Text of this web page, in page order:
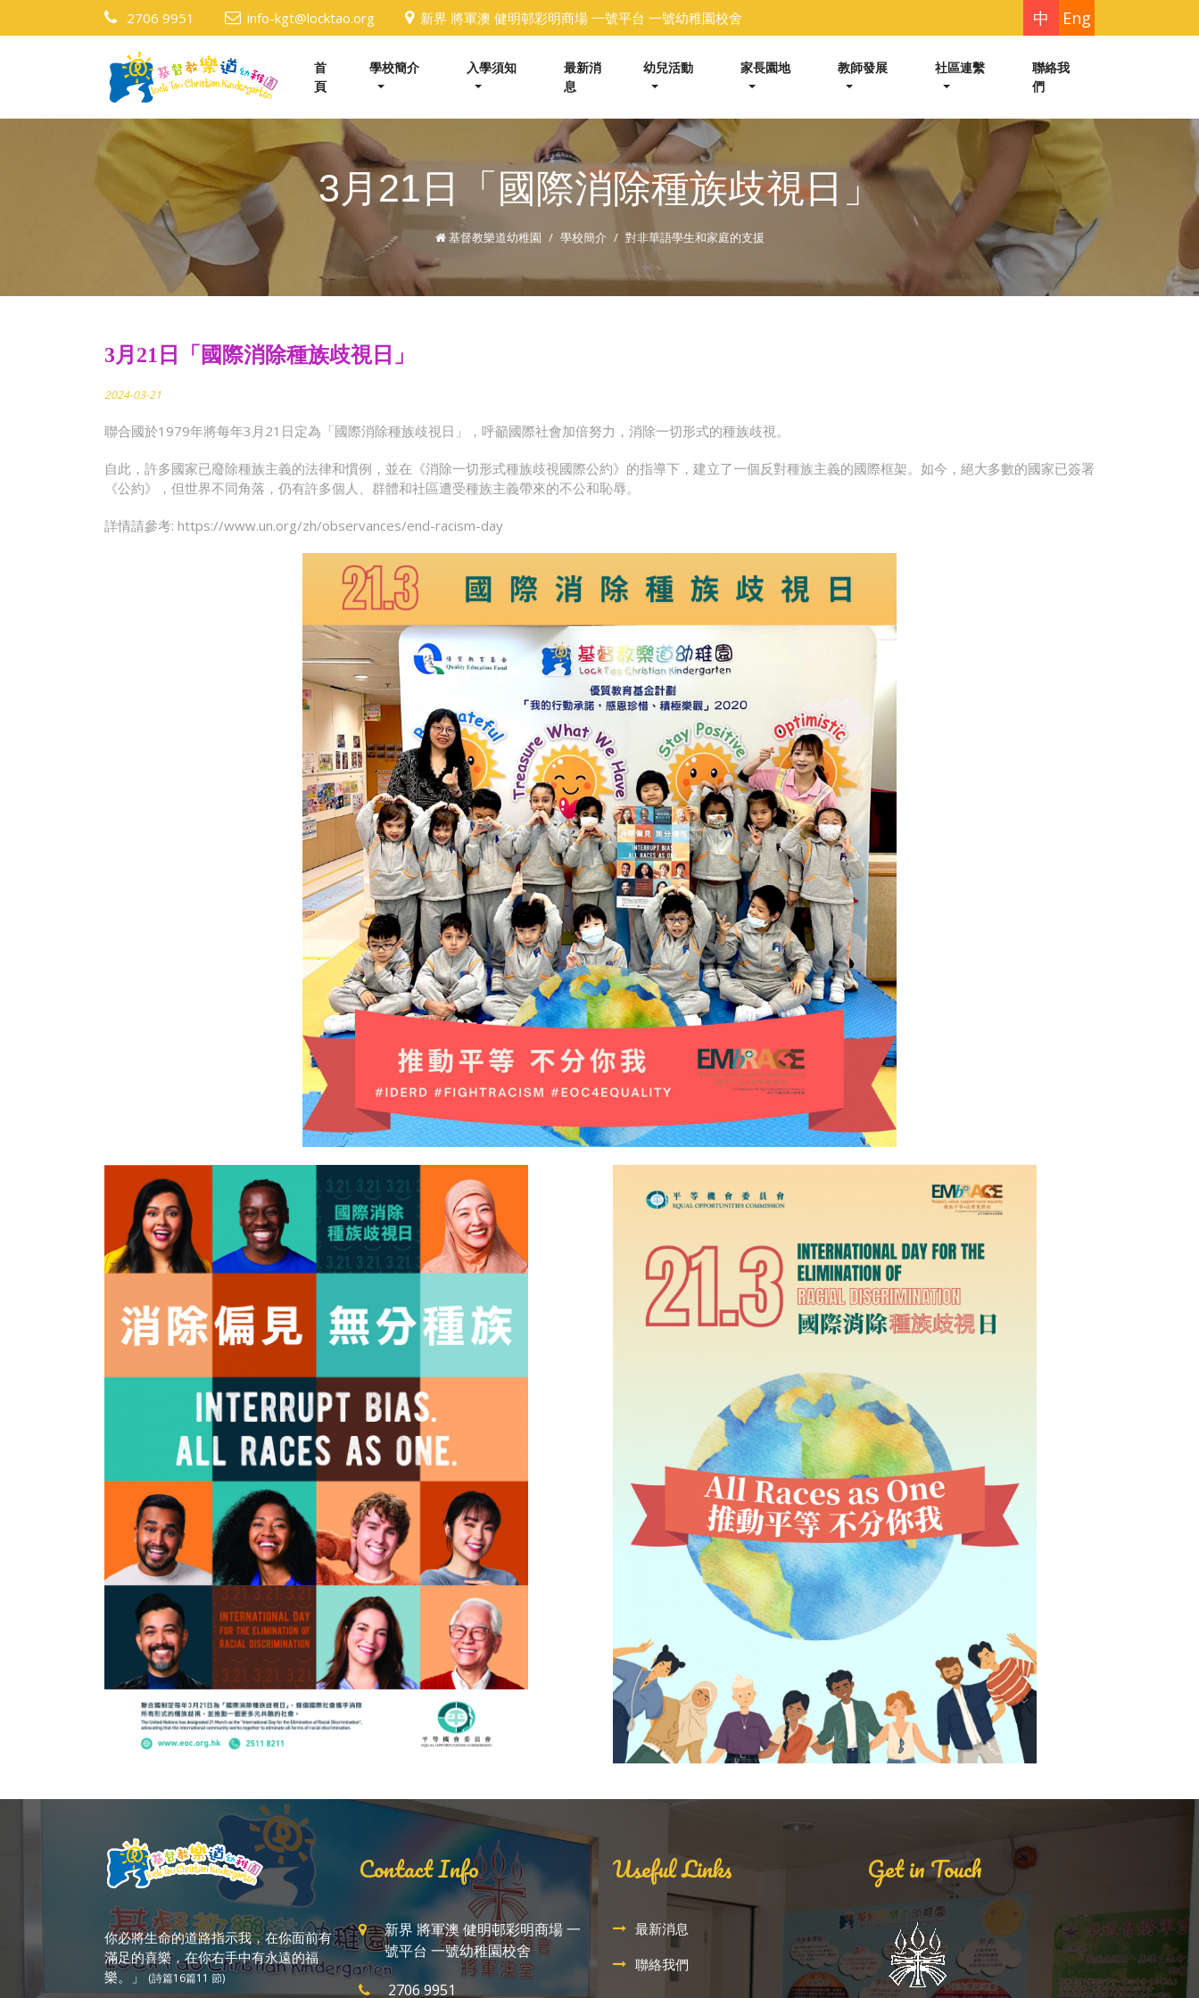
2706 9951 info-kgt@locktao.org 新界 將軍澳 健明邨彩明商場 一號平台 一號幼稚園校舍 中 Eng
首
頁
學校簡介 入學須知
最新消
息
幼兒活動 家長園地 教師發展 社區連繫
聯絡我
們
3月21日「國際消除種族歧視日」
基督教樂道幼稚園 學校簡介 對非華語學生和家庭的支援
3月21日「國際消除種族歧視日」
2024-03-21
聯合國於1979年將每年3月21日定為「國際消除種族歧視日」，呼籲國際社會加倍努力，消除一切形式的種族歧視。
自此，許多國家已廢除種族主義的法律和慣例，並在《消除一切形式種族歧視國際公約》的指導下，建立了一個反對種族主義的國際框架。如今，絕大多數的國家已簽署
《公約》，但世界不同角落，仍有許多個人、群體和社區遭受種族主義帶來的不公和恥辱。
詳情請參考: https://www.un.org/zh/observances/end-racism-day
你必將生命的道路指示我，在你面前有
滿足的喜樂，在你右手中有永遠的福
樂。」 (詩篇16篇11 節)
Contact Info
新界 將軍澳 健明邨彩明商場 一
號平台 一號幼稚園校舍
2706 9951
Useful Links
最新消息
聯絡我們
Get in Touch